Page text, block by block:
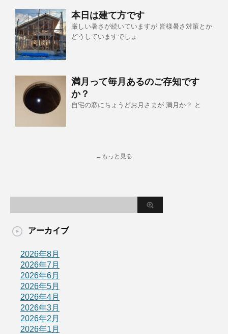
本日は建て方です
厳しい暑さが続いていますが 皆様暑さ対策とか
どうしていますでしょ
満月って毎月あるのご存知です
か？
自宅の窓にちょうどお月さまが 満月か？ と
→もっと見る
アーカイブ
2026年8月
2026年7月
2026年6月
2026年5月
2026年4月
2026年3月
2026年2月
2026年1月